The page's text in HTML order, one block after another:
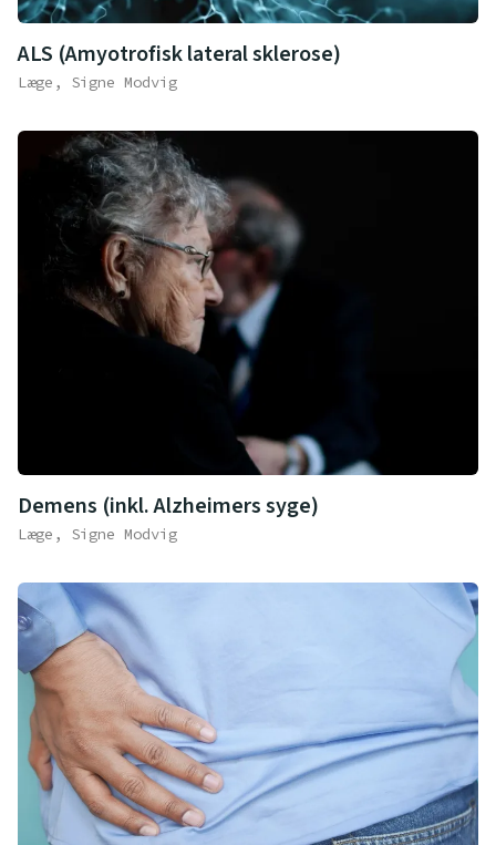
ALS (Amyotrofisk lateral sklerose)
Læge, Signe Modvig
Demens (inkl. Alzheimers syge)
Læge, Signe Modvig